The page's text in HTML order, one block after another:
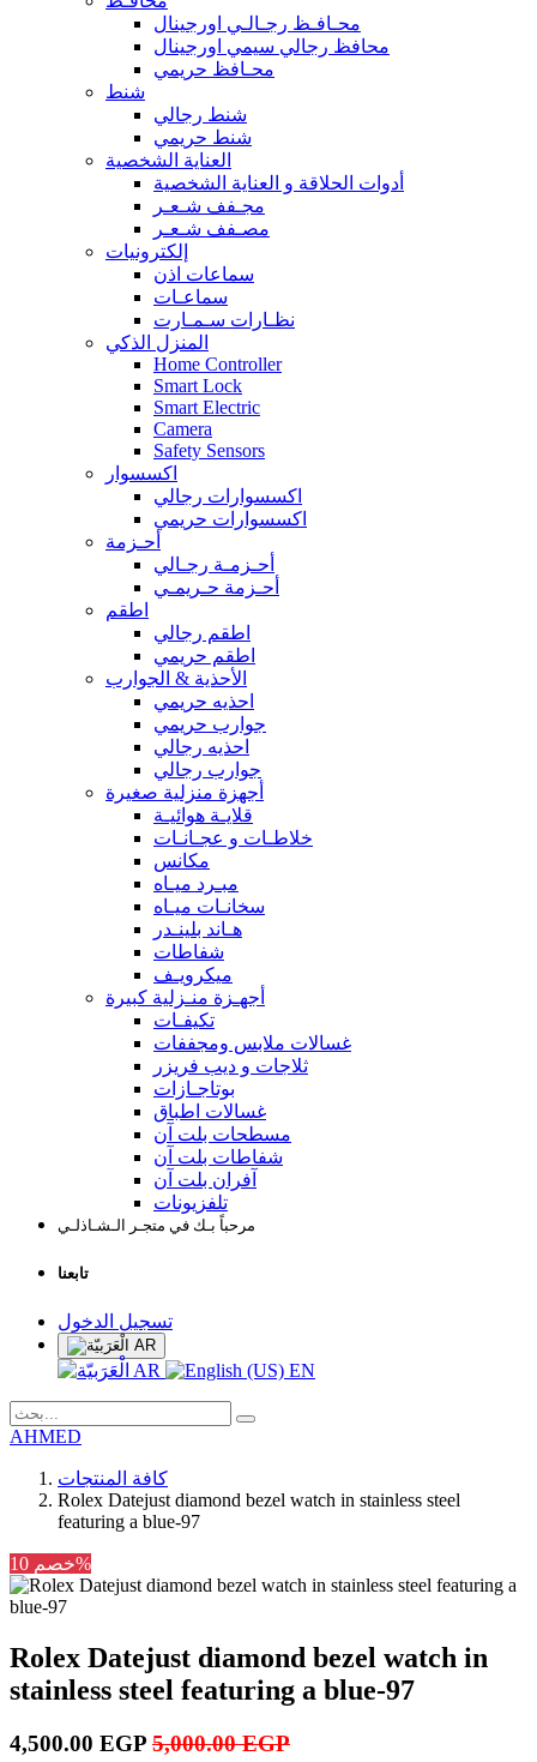
محـافـظ رجـالـي اورجينال
محافظ رجالي سيمي اورجينال
محـافظ حريمي
شنط
شنط رجالي
شنط حريمي
العناية الشخصية
أدوات الحلاقة و العناية الشخصية
مجـفف شـعـر
مصـفف شـعـر
إلكترونيات
سماعات اذن
سماعـات
نظـارات سـمـارت
المنزل الذكي
Home Controller
Smart Lock
Smart Electric
Camera
Safety Sensors
اكسسوار
اكسسوارات رجالي
اكسسوارات حريمي
أحـزمة
أحـزمـة رجـالي
أحـزمة حـريمـي
اطقم
اطقم رجالي
اطقم حريمي
الأحذية & الجوارب
احذيه حريمي
جوارب حريمي
احذيه رجالي
جوارب رجالي
أجهزة منزلية صغيرة
قلايـة هوائيـة
خلاطـات و عجـانـات
مكانس
مبـرد ميـاه
سخانـات ميـاه
هـاند بلينـدر
شفاطات
ميكرويـف
أجهـزة منـزلية كبيرة
تكيفـات
غسالات ملابس ومجففات
ثلاجات و ديب فريزر
بوتاجـازات
غسالات اطباق
مسطحات بلت آن
شفاطات بلت آن
آفران بلت آن
تلفزيونات
مرحباً بـك في متجـر الـشـاذلـي
تابعنا
تسجيل الدخول
AR
AR EN
AHMED
كافة المنتجات
Rolex Datejust diamond bezel watch in stainless steel
featuring a blue-97
خصم 10%
Rolex Datejust diamond bezel watch in
stainless steel featuring a blue-97
4,500.00 EGP 5,000.00EGP